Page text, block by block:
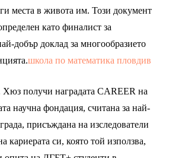
места в живота им. Този документ
като финалист за
добър доклад за многообразието
школа по математика пловдив
Хюз получи наградата CAREER на
научна фондация, считана за най-
присъждана на изследователи
кариерата си, която той използва,